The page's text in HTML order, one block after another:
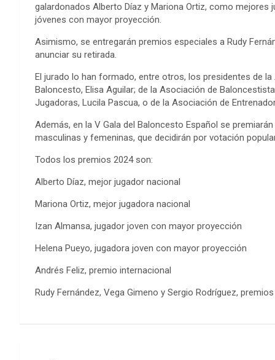
galardonados Alberto Díaz y Mariona Ortiz, como
jóvenes con mayor proyección.
Asimismo, se entregarán premios especiales a Rudy
anunciar su retirada.
El jurado lo han formado, entre otros, los presidentes de
Baloncesto, Elisa Aguilar; de la Asociación de
Jugadoras, Lucila Pascua, o de la Asociación de
Además, en la V Gala del Baloncesto Español se
masculinas y femeninas, que decidirán por votación
Todos los premios 2024 son:
Alberto Díaz, mejor jugador nacional
Mariona Ortiz, mejor jugadora nacional
Izan Almansa, jugador joven con mayor proyección
Helena Pueyo, jugadora joven con mayor proyección
Andrés Feliz, premio internacional
Rudy Fernández, Vega Gimeno y Sergio Rodríguez,